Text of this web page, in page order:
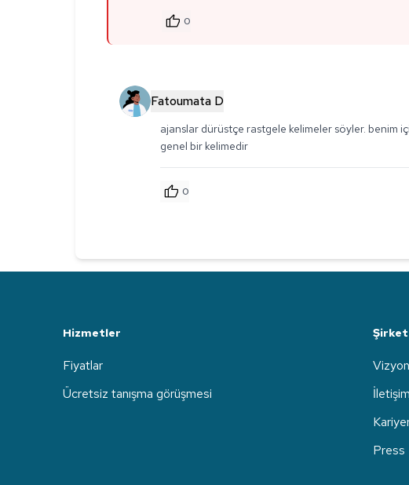
0
Fatoumata D
ajanslar dürüstçe rastgele kelimeler söyler. benim
genel bir kelimedir
0
Hizmetler
Fiyatlar
Ücretsiz tanışma görüşmesi
Şirket
İletişim
Press